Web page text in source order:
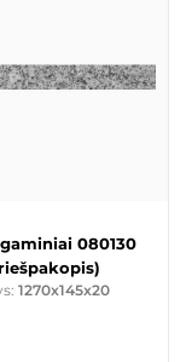
080130
1270x145x20